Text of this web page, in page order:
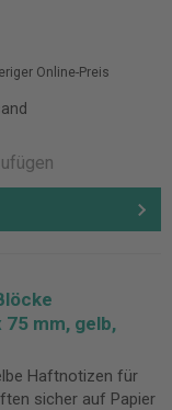
Online-Preis
mm, gelb,
Haftnotizen für
sicher auf Papier